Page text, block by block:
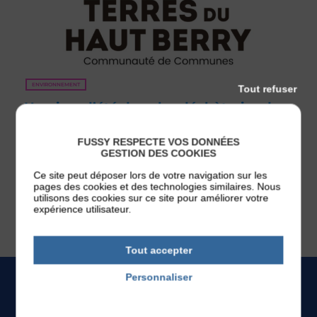
ENVIRONNEMENT
Horaires d’été dans les déchèteries du
Afin de mieux s’adapter aux fortes chaleurs estivales et
d’améliorer les conditions d’accueil des usagers, les
Rians adopteront des horaires aménagés du 15 juin au
19 septembre. [...]
Publié le 12 juin 2026
FUSSY RESPECTE VOS DONNÉES
GESTION DES COOKIES
Ce site peut déposer lors de votre navigation sur les
pages des cookies et des technologies similaires. Nous
utilisons des cookies sur ce site pour améliorer votre
expérience utilisateur.
Tout accepter
Tout refuser
Personnaliser